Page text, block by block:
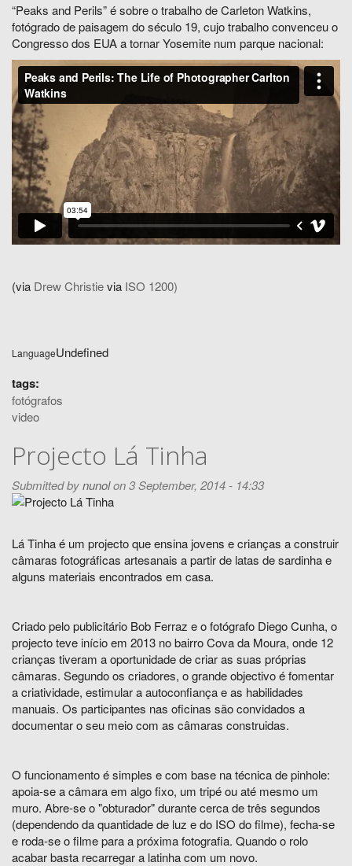
“Peaks and Perils” é sobre o trabalho de Carleton Watkins,
fotógrado de paisagem do século 19, cujo trabalho convenceu o
Congresso dos EUA a tornar Yosemite num parque nacional:
(via Drew Christievia ISO 1200)
LanguageUndefined
tags:
fotógrafos
video
Projecto Lá Tinha
Submitted bynunolon 3 September, 2014 - 14:33
Lá Tinha é um projecto que ensina jovens e crianças a construir
câmaras fotográficas artesanais a partir de latas de sardinha e
alguns materiais encontrados em casa.
Criado pelo publicitário Bob Ferraz e o fotógrafo Diego Cunha, o
projecto teve início em 2013 no bairro Cova da Moura, onde 12
crianças tiveram a oportunidade de criar as suas próprias
câmaras. Segundo os criadores, o grande objectivo é fomentar
a criatividade, estimular a autoconfiança e as habilidades
manuais. Os participantes nas oficinas são convidados a
documentar o seu meio com as câmaras construidas.
O funcionamento é simples e com base na técnica de pinhole:
apoia-se a câmara em algo fixo, um tripé ou até mesmo um
muro. Abre-se o "obturador" durante cerca de três segundos
(dependendo da quantidade de luz e do ISO do filme), fecha-se
e roda-se o filme para a próxima fotografia. Quando o rolo
acabar basta recarregar a latinha com um novo.